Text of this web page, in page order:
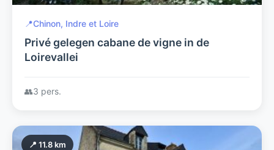
📍Chinon, Indre et Loire
Privé gelegen cabane de vigne in de
Loirevallei
👥3 pers.
📍 11.8 km